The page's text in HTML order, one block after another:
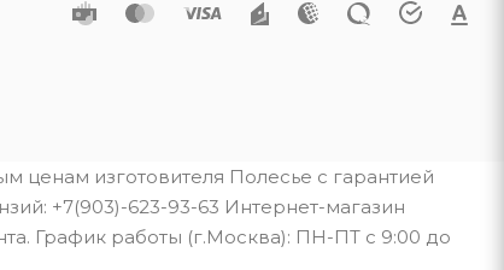
ценам изготовителя Полесье с гарантией
+7(903)-623-93-63 Интернет-магазин
График работы (г.Москва): ПН-ПТ с 9:00 до